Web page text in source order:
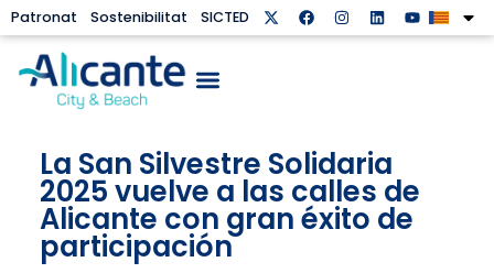
Patronat Sostenibilitat SICTED
La San Silvestre Solidaria
2025 vuelve a las calles de
Alicante con gran éxito de
participación